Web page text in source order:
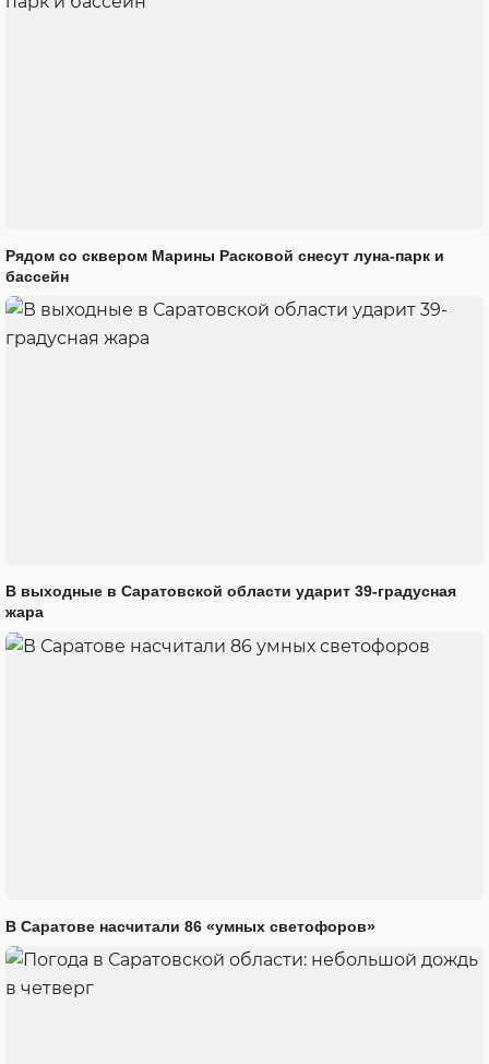
Рядом со сквером Марины Расковой снесут луна-парк и
бассейн
В выходные в Саратовской области ударит 39-градусная
жара
В Саратове насчитали 86 «умных светофоров»